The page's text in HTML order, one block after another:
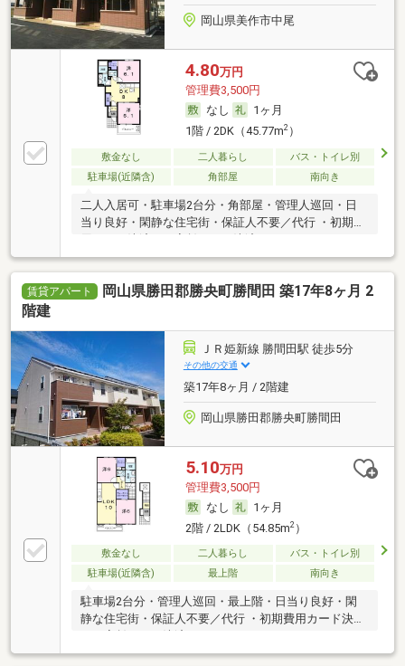
岡山県美作市中尾
4.80万円
管理費3,500円
なし
1ヶ月
1階 / 2DK（45.77m2）
敷金なし 二人暮らし
バス・トイレ別
駐車場(近隣含)
角部屋 南向き
二人入居可・駐車場2台分・角部屋・管理人巡回・日
当り良好・閑静な住宅街・保証人不要／代行 ・初期費
用カード決済可・家賃カード決済可
賃貸アパート
岡山県勝田郡勝央町勝間田 築17年8ヶ月 2
階建
ＪＲ姫新線 勝間田駅 徒歩5分
その他の交通
築17年8ヶ月 / 2階建
岡山県勝田郡勝央町勝間田
5.10万円
管理費3,500円
なし
1ヶ月
2階 / 2LDK（54.85m2）
敷金なし 二人暮らし
バス・トイレ別
駐車場(近隣含)
最上階 南向き
駐車場2台分・管理人巡回・最上階・日当り良好・閑
静な住宅街・保証人不要／代行 ・初期費用カード決済